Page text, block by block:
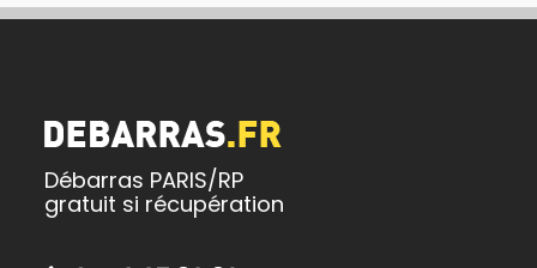
Débarras PARIS/RP
gratuit si récupération